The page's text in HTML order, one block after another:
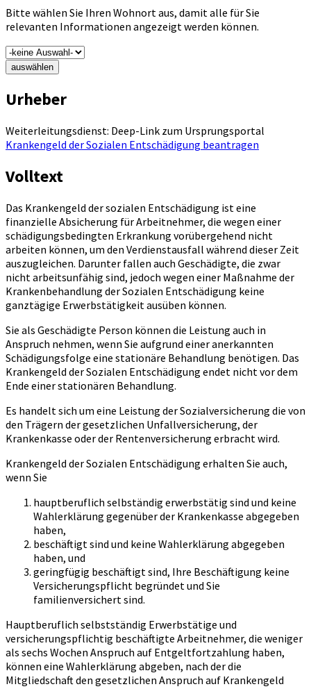
Bitte wählen Sie Ihren Wohnort aus, damit alle für Sie
relevanten Informationen angezeigt werden können.
auswählen
Urheber
Weiterleitungsdienst: Deep-Link zum Ursprungsportal
Krankengeld der Sozialen Entschädigung beantragen
Volltext
Das Krankengeld der sozialen Entschädigung ist eine
finanzielle Absicherung für Arbeitnehmer, die wegen einer
schädigungsbedingten Erkrankung vorübergehend nicht
arbeiten können, um den Verdienstausfall während dieser Zeit
auszugleichen. Darunter fallen auch Geschädigte, die zwar
nicht arbeitsunfähig sind, jedoch wegen einer Maßnahme der
Krankenbehandlung der Sozialen Entschädigung keine
ganztägige Erwerbstätigkeit ausüben können.
Sie als Geschädigte Person können die Leistung auch in
Anspruch nehmen, wenn Sie aufgrund einer anerkannten
Schädigungsfolge eine stationäre Behandlung benötigen. Das
Krankengeld der Sozialen Entschädigung endet nicht vor dem
Ende einer stationären Behandlung.
Es handelt sich um eine Leistung der Sozialversicherung die von
den Trägern der gesetzlichen Unfallversicherung, der
Krankenkasse oder der Rentenversicherung erbracht wird.
Krankengeld der Sozialen Entschädigung erhalten Sie auch,
wenn Sie
hauptberuflich selbständig erwerbstätig sind und keine
Wahlerklärung gegenüber der Krankenkasse abgegeben
haben,
beschäftigt sind und keine Wahlerklärung abgegeben
haben, und
geringfügig beschäftigt sind, Ihre Beschäftigung keine
Versicherungspflicht begründet und Sie
familienversichert sind.
Hauptberuflich selbstständig Erwerbstätige und
versicherungspflichtig beschäftigte Arbeitnehmer, die weniger
als sechs Wochen Anspruch auf Entgeltfortzahlung haben,
können eine Wahlerklärung abgeben, nach der die
Mitgliedschaft den gesetzlichen Anspruch auf Krankengeld